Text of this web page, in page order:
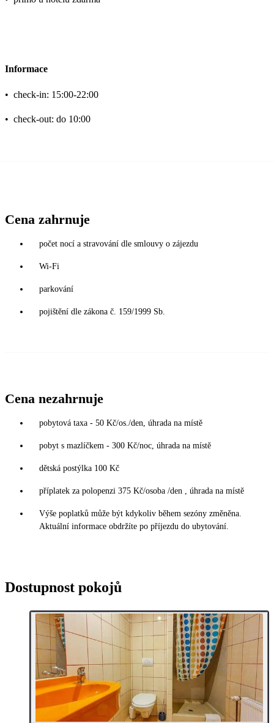
Informace
• check-in: 15:00-22:00
• check-out: do 10:00
Cena zahrnuje
počet nocí a stravování dle smlouvy o zájezdu
Wi-Fi
parkování
pojištění dle zákona č. 159/1999 Sb.
Cena nezahrnuje
pobytová taxa - 50 Kč/os./den, úhrada na místě
pobyt s mazlíčkem - 300 Kč/noc, úhrada na místě
dětská postýlka 100 Kč
příplatek za polopenzi 375 Kč/osoba /den , úhrada na místě
Výše poplatků může být kdykoliv během sezóny změněna.
Aktuální informace obdržíte po příjezdu do ubytování.
Dostupnost pokojů